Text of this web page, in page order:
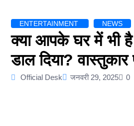
ENTERTAINMENT NEWS
क्या आपके घर में भी है
डाल दिया?
Official Desk जनवरी 29, 2025 0